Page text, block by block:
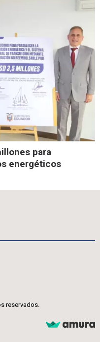
para
energéticos
reservados.